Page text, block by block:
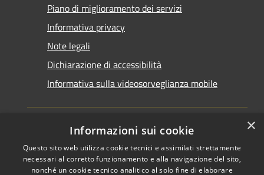
Piano di miglioramento dei servizi
Informativa privacy
Note legali
Dichiarazione di accessibilità
Informativa sulla videosorveglianza mobile
RSS
Accessibilità
Copyright © 2026 • Comune di
Taranto • Powered by
×
Informazioni sui cookie
Questo sito web utilizza cookie tecnici e assimilati strettamente
necessari al corretto funzionamento e alla navigazione del sito,
nonché un cookie tecnico analitico al solo fine di elaborare